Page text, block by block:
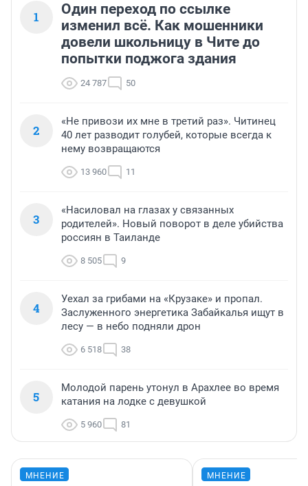
1
Один переход по ссылке
изменил всё. Как мошенники
довели школьницу в Чите до
попытки поджога здания
24 787 50
2
«Не привози их мне в третий раз». Читинец
40 лет разводит голубей, которые всегда к
нему возвращаются
13 960 11
3
«Насиловал на глазах у связанных
родителей». Новый поворот в деле убийства
россиян в Таиланде
8 505 9
4
Уехал за грибами на «Крузаке» и пропал.
Заслуженного энергетика Забайкалья ищут в
лесу — в небо подняли дрон
6 518 38
5
Молодой парень утонул в Арахлее во время
катания на лодке с девушкой
5 960 81
МНЕНИЕ МНЕНИЕ